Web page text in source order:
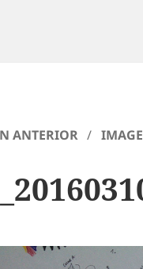
ANTERIOR